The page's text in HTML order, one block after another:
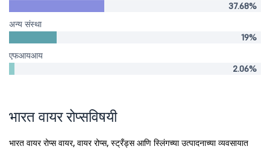
37.68%
अन्य संस्था
19%
एफआयआय
2.06%
भारत वायर रोप्सविषयी
भारत वायर रोप्स वायर, वायर रोप्स, स्ट्रँड्स आणि स्लिंगच्या उत्पादनाच्या व्यवसायात